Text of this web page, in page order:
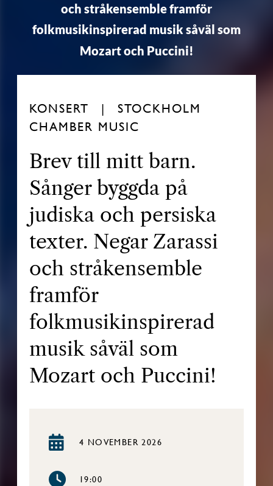
och stråkensemble framför
folkmusikinspirerad musik såväl som
Mozart och Puccini!
KONSERT
STOCKHOLM
CHAMBER MUSIC
Brev till mitt barn.
Sånger byggda på
judiska och persiska
texter. Negar Zarassi
och stråkensemble
framför
folkmusikinspirerad
musik såväl som
Mozart och Puccini!
4 NOVEMBER 2026
19:00